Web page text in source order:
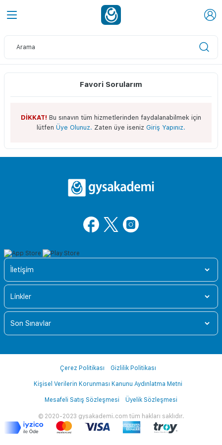
Favori Sorularım
DİKKAT! Bu sınavın tüm hizmetlerinden faydalanabilmek için
lütfen Üye Olunuz. Zaten üye iseniz Giriş Yapınız.
İletişim
Linkler
Son Sınavlar
© 2020-2023 gysakademi.com tüm hakları saklıdır.
Çerez Politikası Gizlilik Politikası
Kişisel Verilerin Korunması Kanunu Aydınlatma Metni
Mesafeli Satış Sözleşmesi Üyelik Sözleşmesi